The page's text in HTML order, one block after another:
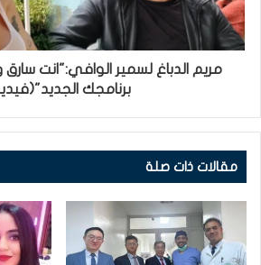
مريم الدباغ لسمير الوافي:"انت
برنامجك
مقالات ذات صلة